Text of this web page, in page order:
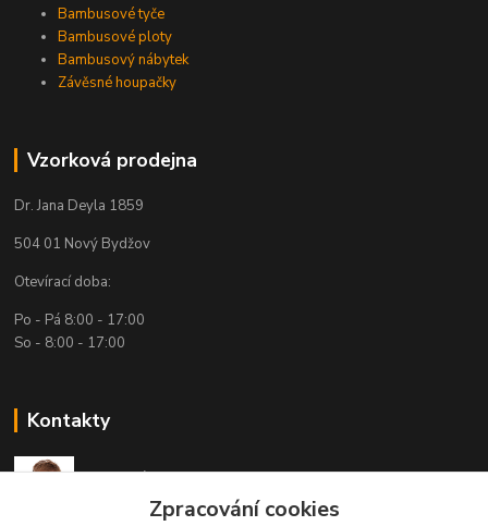
Bambusové tyče
Bambusové ploty
Bambusový nábytek
Závěsné houpačky
Vzorková prodejna
Dr. Jana Deyla 1859
504 01 Nový Bydžov
Otevírací doba:
Po - Pá 8:00 - 17:00
So - 8:00 - 17:00
Kontakty
Technická podpora
Zpracování cookies